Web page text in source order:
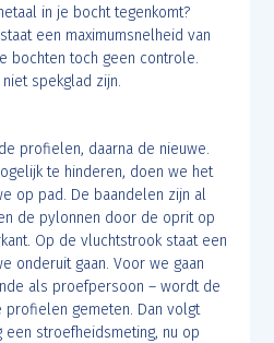
in je bocht tegenkomt?
een maximumsnelheid van
bochten toch geen controle.
spekglad zijn.
profielen, daarna de nieuwe.
te hinderen, doen we het
op pad. De baandelen zijn al
de pylonnen door de oprit op
Op de vluchtstrook staat een
onderuit gaan. Voor we gaan
als proefpersoon – wordt de
gemeten. Dan volgt
een stroefheidsmeting, nu op